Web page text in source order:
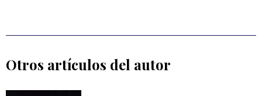
Otros artículos del autor